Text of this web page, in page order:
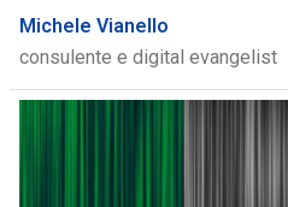
Michele Vianello
consulente e digital evangelist